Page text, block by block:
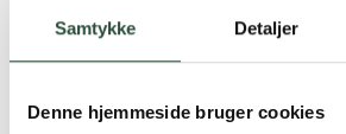
Samtykke Detaljer
Denne hjemmeside bruger cookies
Hurtig levering (30